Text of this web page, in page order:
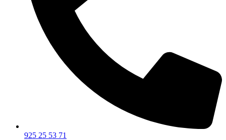
925 25 53 71